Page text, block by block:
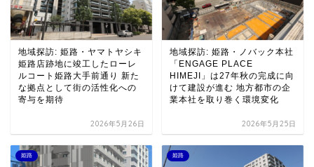
地域探訪: 姫路・ヤマトヤシキ
姫路店跡地に竣工したローレ
ルコート姫路大手前通り 新た
な拠点として街の活性化への
寄与を期待
2026年5月26日
地域探訪: 姫路・ノバック本社
「ENGAGE PLACE
HIMEJI」は27年秋の完成に向
けて建設が進む 地方都市の企
業本社を取り巻く環境変化
2026年5月25日
姫路 姫路